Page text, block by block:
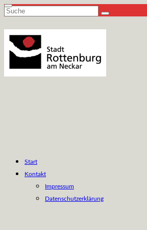
Suche
Start
Kontakt
Impressum
Datenschutzerklärung